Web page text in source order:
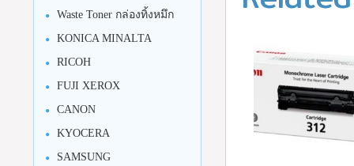
Waste Toner กล่องทิ้งหมึก
KONICA MINALTA
RICOH
FUJI XEROX
CANON
KYOCERA
SAMSUNG